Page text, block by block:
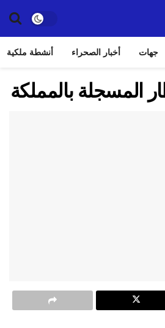
جهات أخبار الصحراء أنشطة ملكية
المسجلة بالمملكة